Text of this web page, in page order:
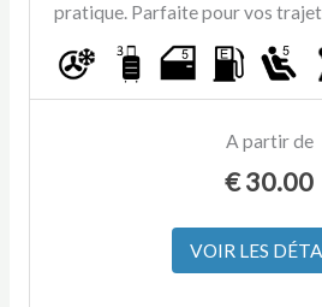
pratique. Parfaite pour vos
A partir de
€30.00
VOIR LES